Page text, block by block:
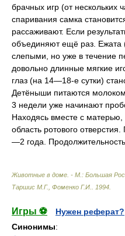
брачных игр (от нескольких
спаривания самка
рассаживают. Если
объединяют ещё раз. Ежата
слепыми, но уже в течение
довольно длинные мягкие
глаз (на 14—18-е сутки)
Детёныши питаются
3 недели уже начинают
Находясь вместе с
область ротового
—2 года.
Животные в доме. - М.: Большая
Таршис М.Г., Фоменко Г.И.
1994
Игры ⚽
Нужен реферат?
Синонимы: